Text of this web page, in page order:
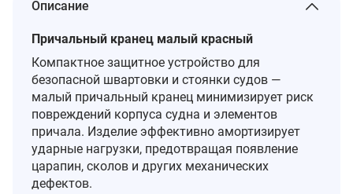
Описание
Причальный кранец малый красный
Компактное защитное устройство для
безопасной швартовки и стоянки судов —
малый причальный кранец минимизирует риск
повреждений корпуса судна и элементов
причала. Изделие эффективно амортизирует
ударные нагрузки, предотвращая появление
царапин, сколов и других механических
дефектов.